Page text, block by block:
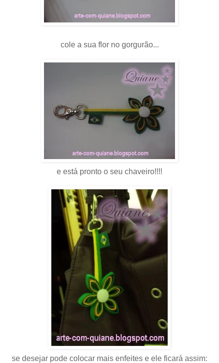
cole a sua flor no gorgurão...
e está pronto o seu chaveiro!!!!
se desejar pode colocar mais enfeites e ele ficará assim: